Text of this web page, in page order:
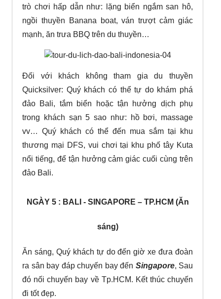
trò chơi hấp dẫn như: lặng biển ngắm san hô,
ngồi thuyền Banana boat, ván trượt cảm giác
mạnh, ăn trưa BBQ trên du thuyền…
Đối với khách không tham gia du thuyền
Quicksilver: Quý khách có thể tự do khám phá
đảo Bali, tắm biển hoặc tận hưởng dịch phụ
trong khách sạn 5 sao như: hồ bơi, massage
vv… Quý khách có thể đến mua sắm tại khu
thương mại DFS, vui chơi tại khu phố tây Kuta
nổi tiếng, để tận hưởng cảm giác cuối cùng trên
đảo Bali.
NGÀY 5 : BALI - SINGAPORE – TP.HCM (Ăn
sáng)
Ăn sáng, Quý khách tự do đến giờ xe đưa đoàn
ra sân bay đáp chuyến bay đến Singapore, Sau
đó nối chuyến bay về Tp.HCM. Kết thúc chuyến
đi tốt đẹp.